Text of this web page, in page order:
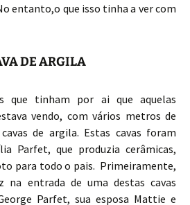
entanto,o que isso tinha a ver com
DE ARGILA
que tinham por ai que aquelas
vendo, com vários metros de
de argila. Estas cavas foram
Parfet, que produzia cerâmicas,
para todo o pais. Primeiramente,
entrada de uma destas cavas
Parfet, sua esposa Mattie e